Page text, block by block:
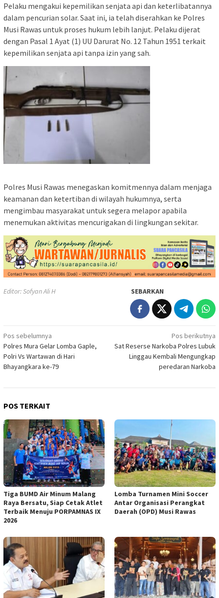
Pelaku mengakui kepemilikan senjata api dan keterlibatannya
dalam pencurian solar. Saat ini, ia telah diserahkan ke Polres
Musi Rawas untuk proses hukum lebih lanjut. Pelaku dijerat
dengan Pasal 1 Ayat (1) UU Darurat No. 12 Tahun 1951 terkait
kepemilikan senjata api tanpa izin yang sah.
Polres Musi Rawas menegaskan komitmennya dalam menjaga
keamanan dan ketertiban di wilayah hukumnya, serta
mengimbau masyarakat untuk segera melapor apabila
menemukan aktivitas mencurigakan di lingkungan sekitar.
Editor: Sofyan Ali H SEBARKAN
Navigasi
pos
Pos sebelumnya
Polres Mura Gelar Lomba Gaple,
Polri Vs Wartawan di Hari
Bhayangkara ke-79
Pos berikutnya
Sat Reserse Narkoba Polres Lubuk
Linggau Kembali Mengungkap
peredaran Narkoba
POS TERKAIT
Tiga BUMD Air Minum Malang
Raya Bersatu, Siap Cetak Atlet
Terbaik Menuju PORPAMNAS IX
2026
Lomba Turnamen Mini Soccer
Antar Organisasi Perangkat
Daerah (OPD) Musi Rawas